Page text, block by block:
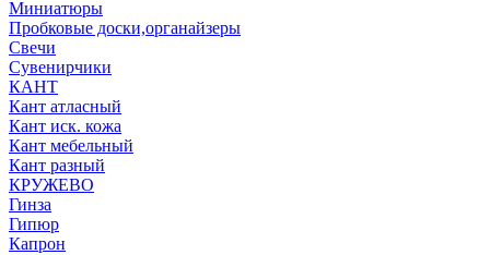
Миниатюры
Пробковые доски,органайзеры
Свечи
Сувенирчики
КАНТ
Кант атласный
Кант иск. кожа
Кант мебельный
Кант разный
КРУЖЕВО
Гинза
Гипюр
Капрон